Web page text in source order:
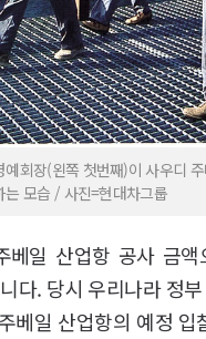
예회장(왼쪽 첫번째)이 사우디
는 모습 / 사진=현대차그룹
베일 산업항 공사 금액
다. 당시 우리나라 정
베일 산업항의 예정 입